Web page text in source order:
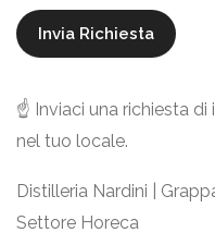
☝️ Inviaci una richiesta di
nel tuo locale.
Distilleria Nardini |
Settore Horeca